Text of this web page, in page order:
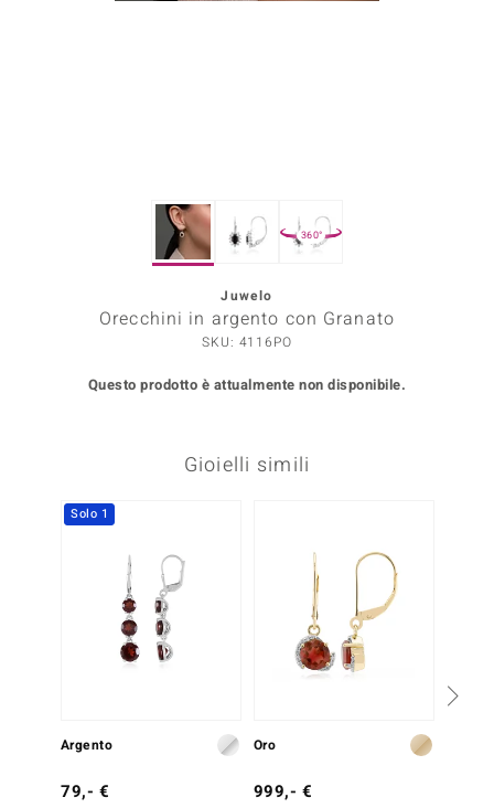
360°
Juwelo
Orecchini in argento con Granato
SKU: 4116PO
Questo prodotto è attualmente non disponibile.
Gioielli simili
Solo 1
Argento
79,- €
Oro
999,- €